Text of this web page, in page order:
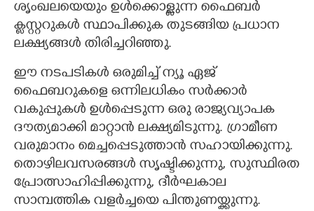
ശൃംഖലയെയും ഉൾക്കൊള്ളുന്ന ഫൈബർ
ക്ലസ്റ്ററുകൾ സ്ഥാപിക്കുക തുടങ്ങിയ പ്രധാന
ലക്ഷ്യങ്ങൾ തിരിച്ചറിഞ്ഞു.
ഈ നടപടികൾ ഒരുമിച്ച് ന്യൂ ഏജ്
ഫൈബറുകളെ ഒന്നിലധികം സർക്കാർ
വകുപ്പുകൾ ഉൾപ്പെടുന്ന ഒരു രാജ്യവ്യാപക
ദൗത്യമാക്കി മാറ്റാൻ ലക്ഷ്യമിടുന്നു. ഗ്രാമീണ
വരുമാനം മെച്ചപ്പെടുത്താൻ സഹായിക്കുന്നു.
തൊഴിലവസരങ്ങൾ സൃഷ്ടിക്കുന്നു, സുസ്ഥിരത
പ്രോത്സാഹിപ്പിക്കുന്നു, ദീർഘകാല
സാമ്പത്തിക വളർച്ചയെ പിന്തുണയ്ക്കുന്നു.